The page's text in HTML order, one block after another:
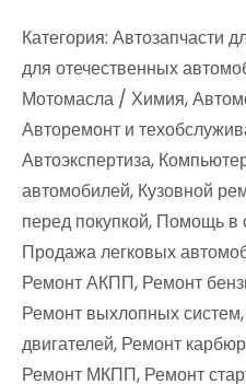
Категория: Автозапчасти
для отечественных
Мотомасла / Химия,
Авторемонт и
Автоэкспертиза,
автомобилей, Кузовной
перед покупкой, Помощь
Продажа легковых
Ремонт АКПП, Ремонт
Ремонт выхлопных
двигателей, Ремонт
Ремонт МКПП, Ремонт